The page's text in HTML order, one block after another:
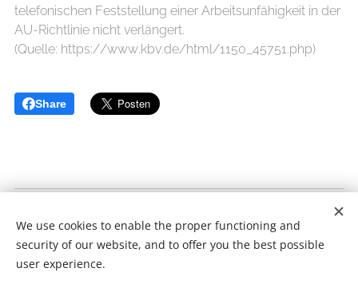
telefonischen Feststellung einer Arbeitsunfähigkeit in der
AU-Richtlinie nicht verlängert.
(Quelle: https://www.kbv.de/html/1150_45751.php)
Share
Alle Rechte vorbehalten 2018
We use cookies to enable the proper functioning and
security of our website, and to offer you the best possible
user experience.